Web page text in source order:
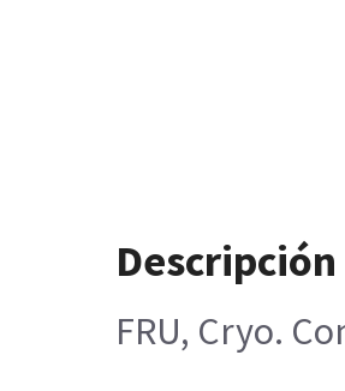
FRU, Cryo.